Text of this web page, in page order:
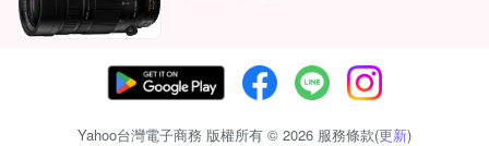
Yahoo台灣電子商務 版權所有 © 2026 服務條款(更新)